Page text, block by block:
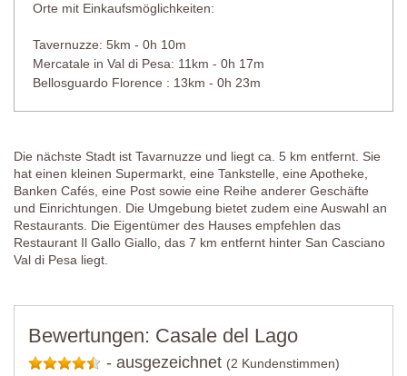
Orte mit Einkaufsmöglichkeiten:
Tavernuzze: 5km - 0h 10m
Mercatale in Val di Pesa: 11km - 0h 17m
Bellosguardo Florence : 13km - 0h 23m
Die nächste Stadt ist Tavarnuzze und liegt ca. 5 km entfernt. Sie
hat einen kleinen Supermarkt, eine Tankstelle, eine Apotheke,
Banken Cafés, eine Post sowie eine Reihe anderer Geschäfte
und Einrichtungen. Die Umgebung bietet zudem eine Auswahl an
Restaurants. Die Eigentümer des Hauses empfehlen das
Restaurant Il Gallo Giallo, das 7 km entfernt hinter San Casciano
Val di Pesa liegt.
Bewertungen: Casale del Lago
- ausgezeichnet (2 Kundenstimmen)